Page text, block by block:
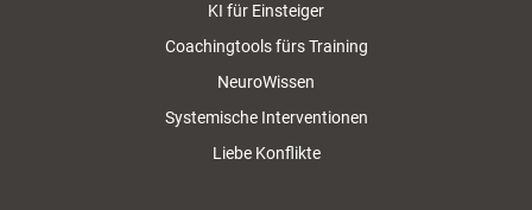
KI für Einsteiger
Coachingtools fürs Training
NeuroWissen
Systemische Interventionen
Liebe Konflikte